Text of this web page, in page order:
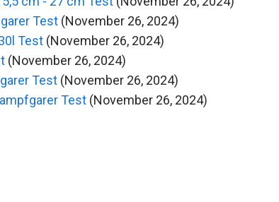
Test (November 26, 2024)
Test (November 26, 2024)
(November 26, 2024)
Test (November 26, 2024)
Test (November 26, 2024)